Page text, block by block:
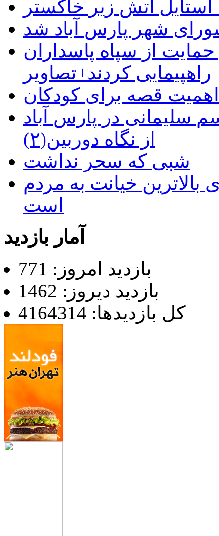
آتش زیر خاکستر
شهر پارس آباد شد
از سپاه پاسداران
راهپیمایی کردند+تصاویر
سلیمانی در پارس آباد
از نگاه دوربین(۲)
شبی که سحر نداشت
خیانت به مردم
است
آمار بازدید
بازدید امروز: 771
بازدید دیروز: 1462
کل بازدیدها: 4164314